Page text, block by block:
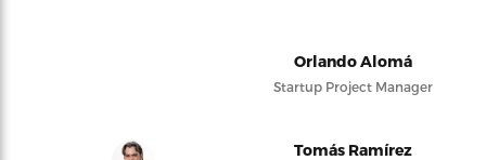
Orlando Alomá
Startup Project Manager
Tomás Ramírez